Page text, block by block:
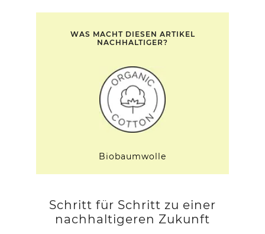
WAS MACHT DIESEN ARTIKEL
NACHHALTIGER?
Biobaumwolle
Schritt für Schritt zu einer
nachhaltigeren Zukunft